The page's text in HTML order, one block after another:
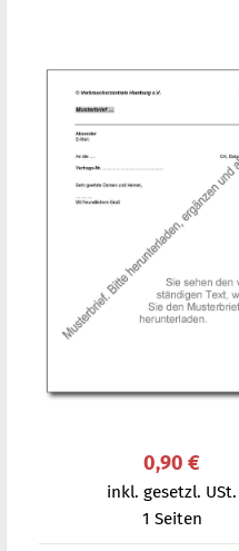
0,90 €
inkl. gesetzl. USt.
1 Seiten